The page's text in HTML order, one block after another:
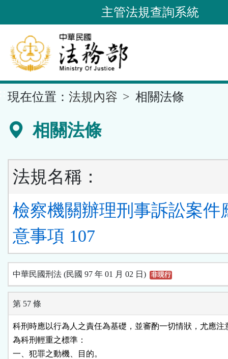
到
要
內
容
區
主管法規查詢系統
現在位置： 法規內容 相關法條
相關法條
法規名稱：
檢察機關辦理刑事訴訟案件
意事項 107
中華民國刑法 (民國 97 年 01 月 02 日) 非現行
第 57 條
科刑時應以行為人之責任為基礎，並審酌一切情狀，尤應注
為科刑輕重之標準：
一、犯罪之動機、目的。